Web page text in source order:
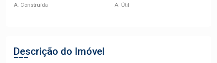
A. Construída A. Útil
Descrição do Imóvel